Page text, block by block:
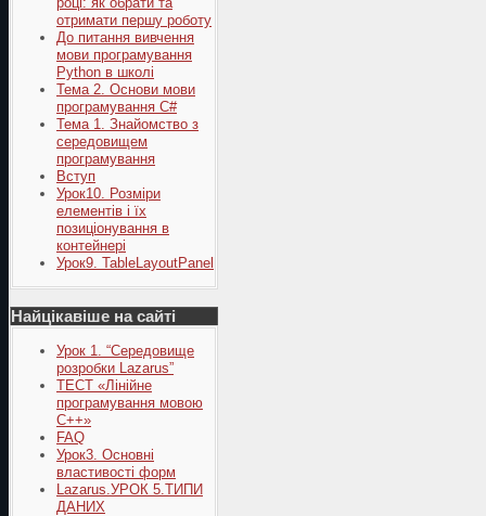
отримати першу роботу
До питання вивчення
мови програмування
Python в школі
Тема 2. Основи мови
програмування C#
Тема 1. Знайомство з
середовищем
програмування
Вступ
Урок10. Розміри
елементів і їх
позиціонування в
контейнері
Урок9. TableLayoutPanel
Найцікавіше на сайті
Урок 1. “Середовище
розробки Lazarus”
ТЕСТ «Лінійне
програмування мовою
С++»
FAQ
Урок3. Основні
властивості форм
Lazarus.УРОК 5.ТИПИ
ДАНИХ